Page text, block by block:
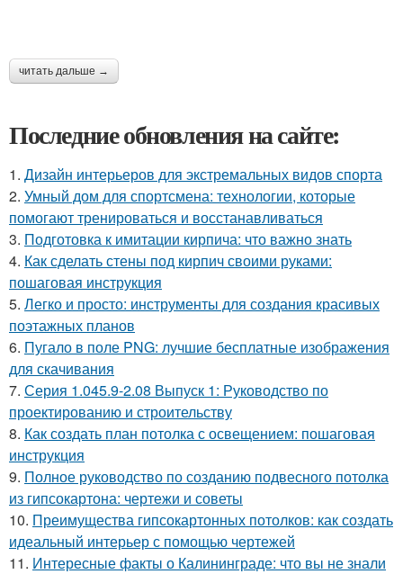
читать дальше →
Последние обновления на сайте:
1. Дизайн интерьеров для экстремальных видов спорта
2. Умный дом для спортсмена: технологии, которые
помогают тренироваться и восстанавливаться
3. Подготовка к имитации кирпича: что важно знать
4. Как сделать стены под кирпич своими руками:
пошаговая инструкция
5. Легко и просто: инструменты для создания красивых
поэтажных планов
6. Пугало в поле PNG: лучшие бесплатные изображения
для скачивания
7. Серия 1.045.9-2.08 Выпуск 1: Руководство по
проектированию и строительству
8. Как создать план потолка с освещением: пошаговая
инструкция
9. Полное руководство по созданию подвесного потолка
из гипсокартона: чертежи и советы
10. Преимущества гипсокартонных потолков: как создать
идеальный интерьер с помощью чертежей
11. Интересные факты о Калининграде: что вы не знали